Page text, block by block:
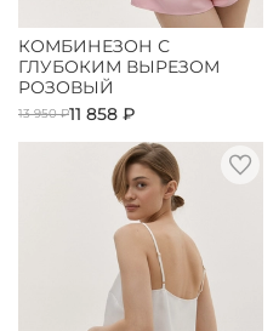
КОМБИНЕЗОН С
ГЛУБОКИМ ВЫРЕЗОМ
РОЗОВЫЙ
13 950 ₽11 858 ₽